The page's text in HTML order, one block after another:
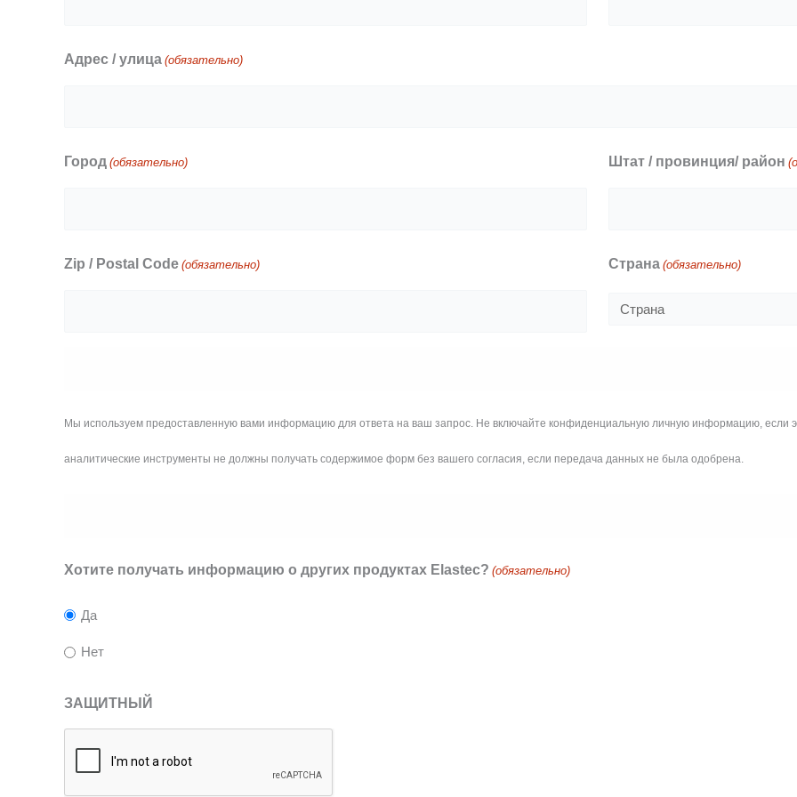
Адрес / улица (обязательно)
Город (обязательно) Штат / провинция/ район
Zip / Postal Code (обязательно) Страна (обязательно)
Мы используем предоставленную вами информацию для ответа на ваш запрос. Не включайте конфиденциальную личную информацию, если
аналитические инструменты не должны получать содержимое форм без вашего согласия, если передача данных не была одобрена.
Хотите получать информацию о других продуктах Elastec? (обязательно)
Да
Нет
ЗАЩИТНЫЙ